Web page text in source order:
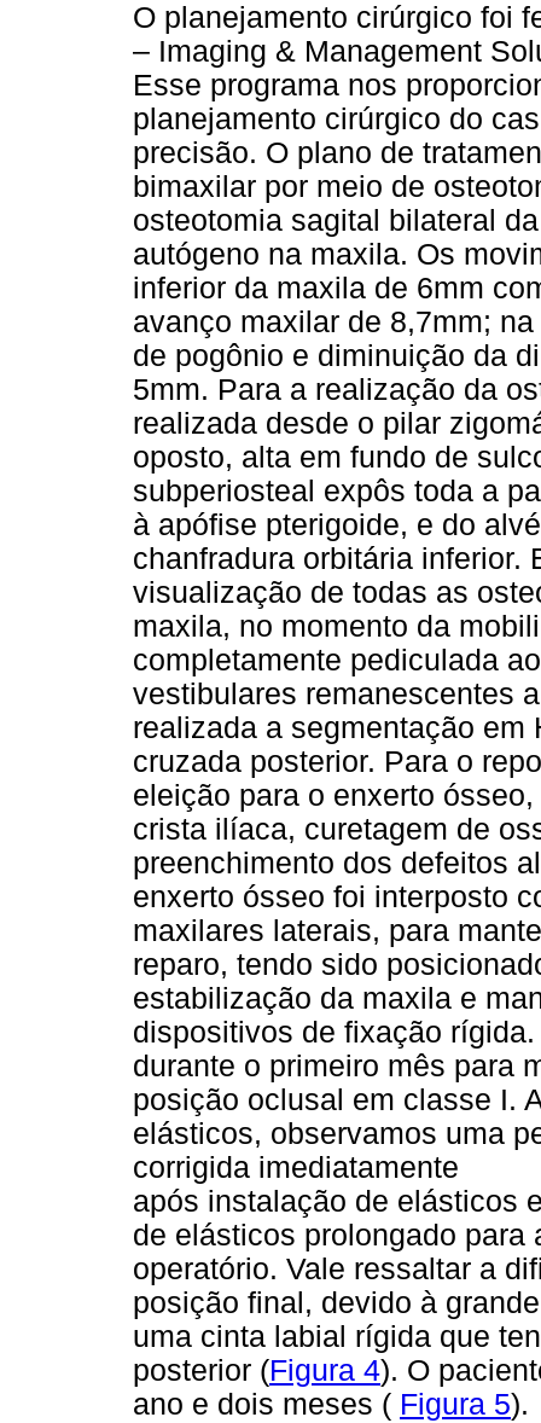
O planejamento cirúrgico foi
– Imaging & Management
Esse programa nos
planejamento cirúrgico do
precisão. O plano de
bimaxilar por meio de
osteotomia sagital bilateral
autógeno na maxila. Os
inferior da maxila de 6mm
avanço maxilar de 8,7mm;
de pogônio e diminuição da
5mm. Para a realização da
realizada desde o pilar
oposto, alta em fundo de
subperiosteal expôs toda a
à apófise pterigoide, e do
chanfradura orbitária inferior.
visualização de todas as
maxila, no momento da
completamente pediculada
vestibulares remanescentes
realizada a segmentação em
cruzada posterior. Para o
eleição para o enxerto
crista ilíaca, curetagem de
preenchimento dos defeitos
enxerto ósseo foi interposto
maxilares laterais, para
reparo, tendo sido
estabilização da maxila e
dispositivos de fixação
durante o primeiro mês para
posição oclusal em classe I.
elásticos, observamos uma
corrigida imediatamente
após instalação de elásticos
de elásticos prolongado para
operatório. Vale ressaltar a
posição final, devido à
uma cinta labial rígida que
posterior (Figura 4). O
ano e dois meses ( Figura 5).